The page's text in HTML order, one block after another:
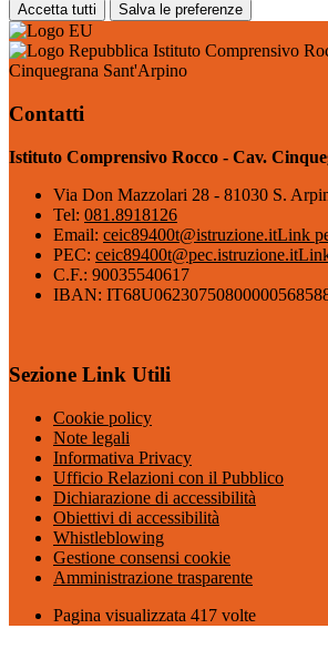
Accetta tutti Salva le preferenze
Istituto Comprensivo
Cinquegrana Sant'Arpino
Contatti
Istituto Comprensivo Rocco - Cav.
Via Don Mazzolari 28 - 81030 S.
Tel: 081.8918126
Email: ceic89400t@istruzione.itLink
PEC: ceic89400t@pec.istruzione.it
C.F.: 90035540617
IBAN:
Sezione Link Utili
Cookie policy
Note legali
Informativa Privacy
Ufficio Relazioni con il Pubblico
Dichiarazione di accessibilità
Obiettivi di accessibilità
Whistleblowing
Gestione consensi cookie
Amministrazione trasparente
Pagina visualizzata 417 volte